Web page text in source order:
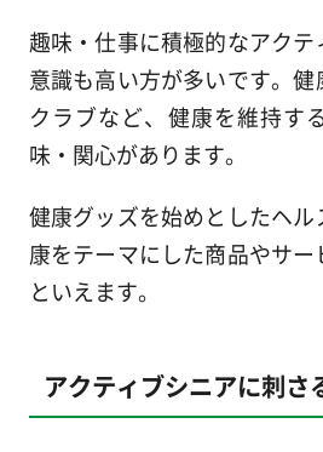
趣味・仕事に積極的なアク
意識も高い方が多いです。
クラブなど、健康を維持す
味・関心があります。
健康グッズを始めとしたヘ
康をテーマにした商品やサ
といえます。
アクティブシニアに刺さ